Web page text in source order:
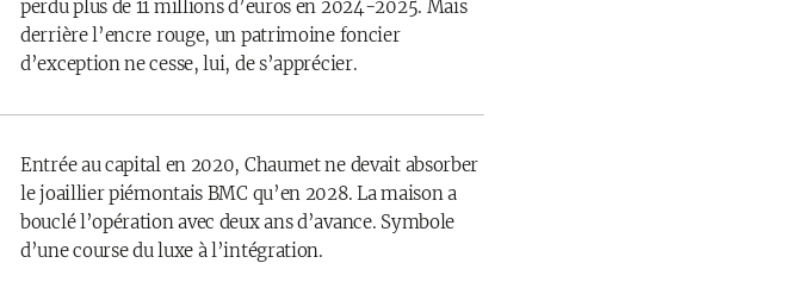
perdu plus de 11 millions d’euros en 2024-2025. Mais
derrière l’encre rouge, un patrimoine foncier
d’exception ne cesse, lui, de s’apprécier.
Entrée au capital en 2020, Chaumet ne devait absorber
le joaillier piémontais BMC qu’en 2028. La maison a
bouclé l’opération avec deux ans d’avance. Symbole
d’une course du luxe à l’intégration.